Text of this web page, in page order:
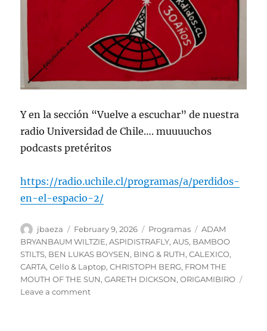
Y en la sección “Vuelve a escuchar” de nuestra
radio Universidad de Chile…. muuuuchos
podcasts pretéritos
https://radio.uchile.cl/programas/a/perdidos-
en-el-espacio-2/
Author
jbaeza
Posted
on
February 9, 2026 Categories
Programas Tags
ADAM
BRYANBAUM WILTZIE,ASPIDISTRAFLY,AUS, BAMBOO
STILTS, BEN LUKAS BOYSEN, BING & RUTH,CALEXICO,
CARTA,Cello & Laptop,CHRISTOPH BERG, FROM THE
MOUTH OF THE SUN,GARETH DICKSON,ORIGAMIBIRO
Leave a commenton